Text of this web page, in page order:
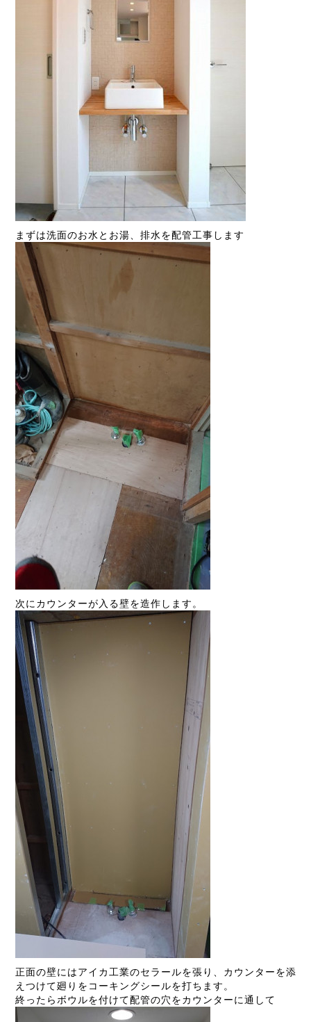
まずは洗面のお水とお湯、排水を配管工事します
次にカウンターが入る壁を造作します。
正面の壁にはアイカ工業のセラールを張り、カウンターを添
えつけて廻りをコーキングシールを打ちます。
終ったらボウルを付けて配管の穴をカウンターに通して